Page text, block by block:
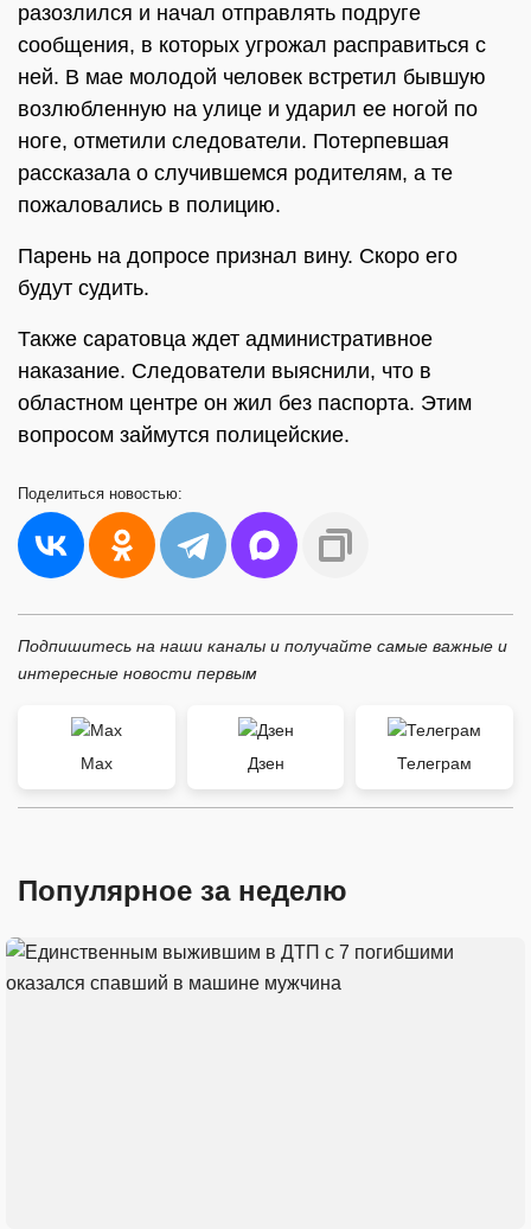
разозлился и начал отправлять подруге
сообщения, в которых угрожал расправиться с
ней. В мае молодой человек встретил бывшую
возлюбленную на улице и ударил ее ногой по
ноге, отметили следователи. Потерпевшая
рассказала о случившемся родителям, а те
пожаловались в полицию.
Парень на допросе признал вину. Скоро его
будут судить.
Также саратовца ждет административное
наказание. Следователи выяснили, что в
областном центре он жил без паспорта. Этим
вопросом займутся полицейские.
Поделиться новостью:
Подпишитесь на наши каналы и получайте самые важные и
интересные новости первым
Max Дзен Телеграм
Популярное за неделю